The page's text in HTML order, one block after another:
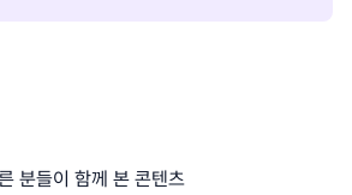
분들이 함께 본 콘텐츠